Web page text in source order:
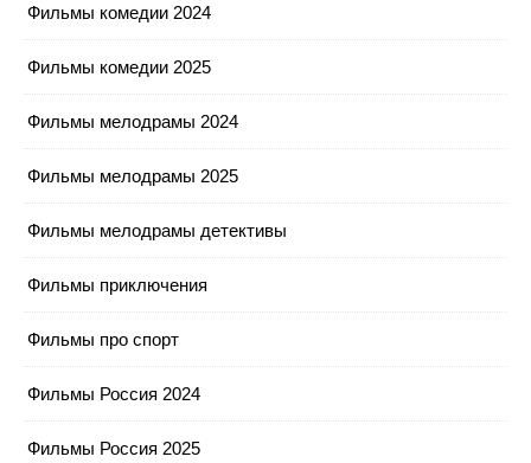
Фильмы комедии 2024
Фильмы комедии 2025
Фильмы мелодрамы 2024
Фильмы мелодрамы 2025
Фильмы мелодрамы детективы
Фильмы приключения
Фильмы про спорт
Фильмы Россия 2024
Фильмы Россия 2025